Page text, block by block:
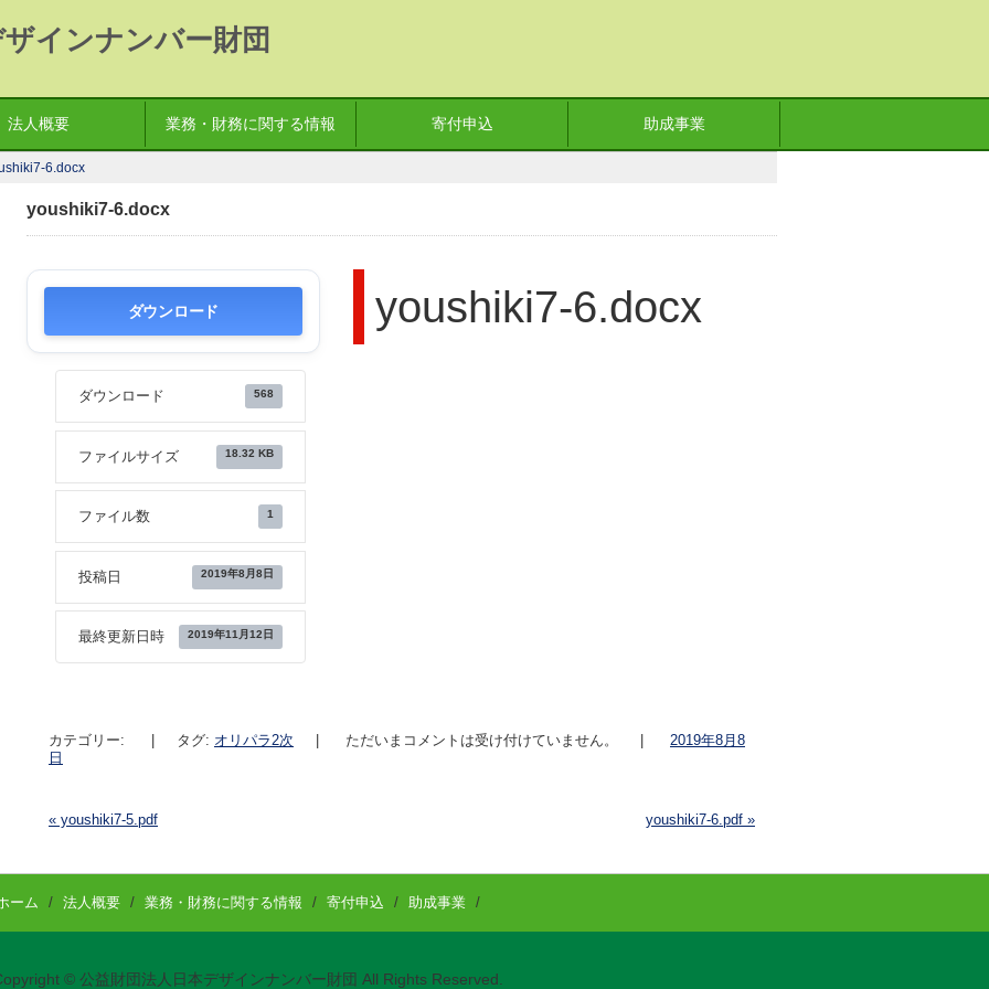
インナンバー財団
法人概要 業務・財務に関する情報 寄付申込 助成事業
6.docx
youshiki7-6.docx
ダウンロード
ダウンロード 568
ファイルサイズ 18.32 KB
ファイル数 1
投稿日 2019年8月8日
最終更新日時 2019年11月12日
youshiki7-6.docx
カテゴリー: | タグ: オリパラ2次 | ただいまコメントは受け付けていません。 |
2019年8月8
日
« youshiki7-5.pdf youshiki7-6.pdf »
ーム / 法人概要 / 業務・財務に関する情報 / 寄付申込 / 助成事業 /
© 公益財団法人日本デザインナンバー財団 All Rights Reserved.